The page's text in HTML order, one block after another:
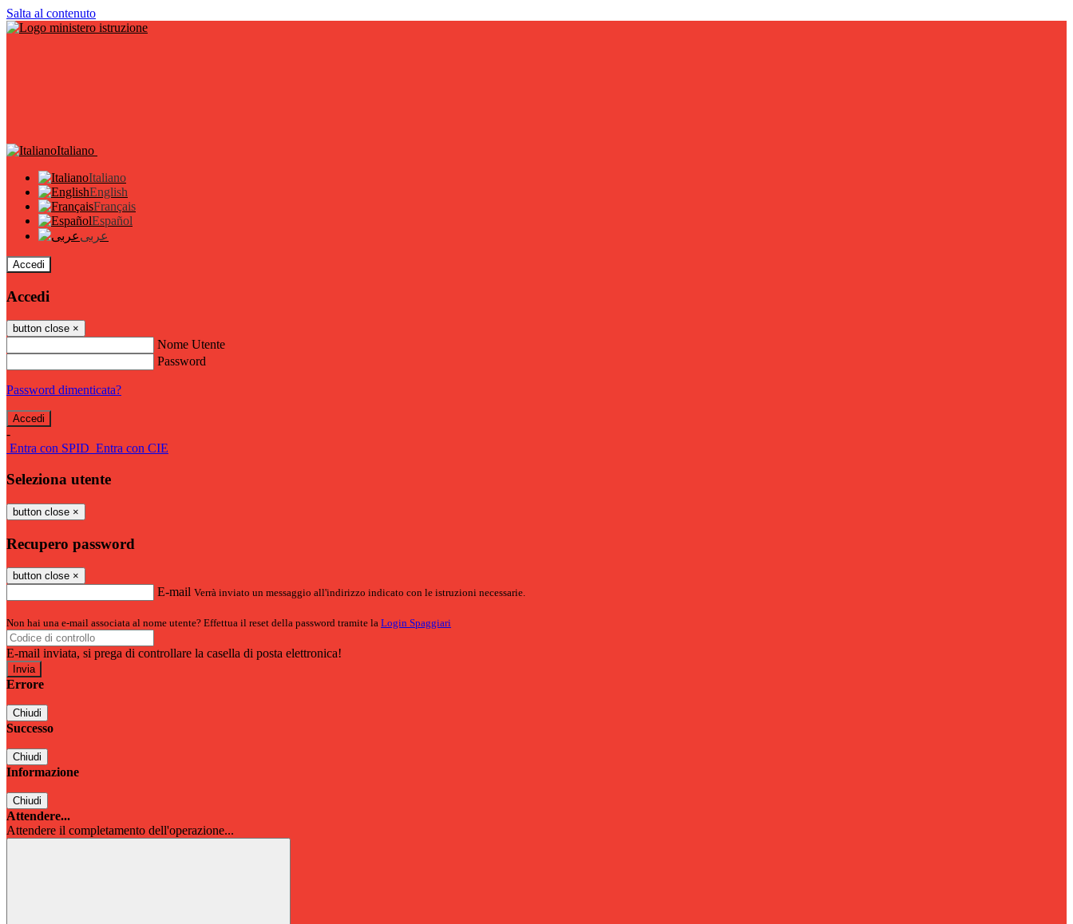
Salta al contenuto
Italiano
Italiano
English
Français
Español
عربى
Accedi
Accedi
button close ×
Nome Utente
Password
Password dimenticata?
-
Entra con SPID Entra con CIE
Seleziona utente
button close ×
Recupero password
button close ×
E-mail Verrà inviato un messaggio all'indirizzo indicato con le istruzioni necessarie.
Non hai una e-mail associata al nome utente? Effettua il reset della password tramite la Login Spaggiari
E-mail inviata, si prega di controllare la casella di posta elettronica!
Errore
Chiudi
Successo
Chiudi
Informazione
Chiudi
Attendere...
Attendere il completamento dell'operazione...